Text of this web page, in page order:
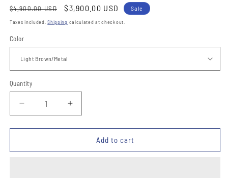
Regular
price
$4,900.00 USD
Sale
price
$3,900.00 USD Sale
Taxes included.Shipping calculated at checkout.
Color
Quantity
Quantity
Decrease
quantity
for
de
Increase
quantity
for
de
Add to cart